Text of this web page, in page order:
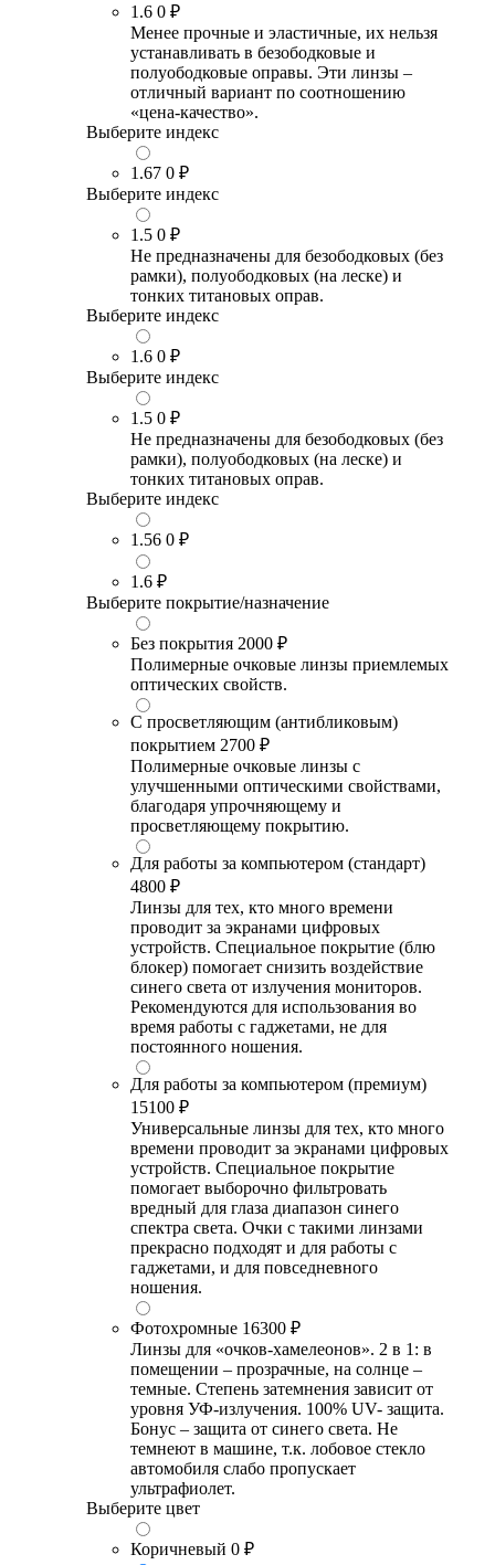
1.6 0 ₽
Менее прочные и эластичные, их нельзя
устанавливать в безободковые и
полуободковые оправы. Эти линзы –
отличный вариант по соотношению
«цена-качество».
Выберите индекс
1.67 0 ₽
Выберите индекс
1.5 0 ₽
Не предназначены для безободковых (без
рамки), полуободковых (на леске) и
тонких титановых оправ.
Выберите индекс
1.6 0 ₽
Выберите индекс
1.5 0 ₽
Не предназначены для безободковых (без
рамки), полуободковых (на леске) и
тонких титановых оправ.
Выберите индекс
1.56 0 ₽
1.6 ₽
Выберите покрытие/назначение
Без покрытия 2000 ₽
Полимерные очковые линзы приемлемых
оптических свойств.
С просветляющим (антибликовым)
покрытием 2700 ₽
Полимерные очковые линзы с
улучшенными оптическими свойствами,
благодаря упрочняющему и
просветляющему покрытию.
Для работы за компьютером (стандарт)
4800 ₽
Линзы для тех, кто много времени
проводит за экранами цифровых
устройств. Специальное покрытие (блю
блокер) помогает снизить воздействие
синего света от излучения мониторов.
Рекомендуются для использования во
время работы с гаджетами, не для
постоянного ношения.
Для работы за компьютером (премиум)
15100 ₽
Универсальные линзы для тех, кто много
времени проводит за экранами цифровых
устройств. Специальное покрытие
помогает выборочно фильтровать
вредный для глаза диапазон синего
спектра света. Очки с такими линзами
прекрасно подходят и для работы с
гаджетами, и для повседневного
ношения.
Фотохромные 16300 ₽
Линзы для «очков-хамелеонов». 2 в 1: в
помещении – прозрачные, на солнце –
темные. Степень затемнения зависит от
уровня УФ-излучения. 100% UV- защита.
Бонус – защита от синего света. Не
темнеют в машине, т.к. лобовое стекло
автомобиля слабо пропускает
ультрафиолет.
Выберите цвет
Коричневый 0 ₽